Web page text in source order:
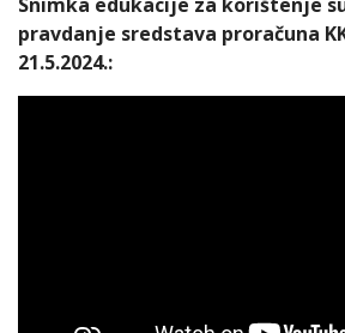
pravdanje sredstava proračuna
21.5.2024.: